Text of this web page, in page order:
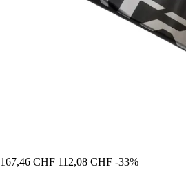
167,46 CHF 112,08 CHF -33%